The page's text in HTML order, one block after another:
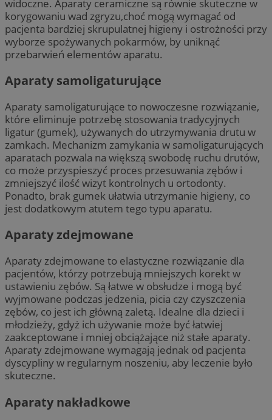
widoczne. Aparaty ceramiczne są równie skuteczne w
korygowaniu wad zgryzu,choć mogą wymagać od
pacjenta bardziej skrupulatnej higieny i ostrożności przy
wyborze spożywanych pokarmów, by uniknąć
przebarwień elementów aparatu.
Aparaty samoligaturujące
Aparaty samoligaturujące to nowoczesne rozwiązanie,
które eliminuje potrzebę stosowania tradycyjnych
ligatur (gumek), używanych do utrzymywania drutu w
zamkach. Mechanizm zamykania w samoligaturujących
aparatach pozwala na większą swobodę ruchu drutów,
co może przyspieszyć proces przesuwania zębów i
zmniejszyć ilość wizyt kontrolnych u ortodonty.
Ponadto, brak gumek ułatwia utrzymanie higieny, co
jest dodatkowym atutem tego typu aparatu.
Aparaty zdejmowane
Aparaty zdejmowane to elastyczne rozwiązanie dla
pacjentów, którzy potrzebują mniejszych korekt w
ustawieniu zębów. Są łatwe w obsłudze i mogą być
wyjmowane podczas jedzenia, picia czy czyszczenia
zębów, co jest ich główną zaletą. Idealne dla dzieci i
młodzieży, gdyż ich używanie może być łatwiej
zaakceptowane i mniej obciążające niż stałe aparaty.
Aparaty zdejmowane wymagają jednak od pacjenta
dyscypliny w regularnym noszeniu, aby leczenie było
skuteczne.
Aparaty nakładkowe